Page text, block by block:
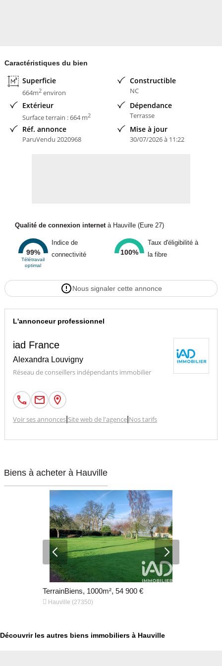
Caractéristiques du bien
Superficie
664m2environ
Constructible
NC
Extérieur
Surface terrain : 664 m2
Dépendance
Terrasse
Réf. annonce
ParuVendu 2020968
Mise à jour
30/07/2026 à 11:22
Qualité de connexion internetà Hauville (Eure 27)
99%
Télétravail
optimal
Indice de
connectivité
100%
Taux d'éligibilité à
la fibre
Nous signaler cette annonce
L'annonceur professionnel
iad France
Alexandra Louvigny
Réseau de conseillers indépendants immobilier
Voir ses annonces| Site web de l'agence| Nos tarifs
Biens à acheter à Hauville
TerrainBiens, 1000m², 54 900 €
 Hauville (27350)
Découvrir les autres biens immobiliers à Hauville